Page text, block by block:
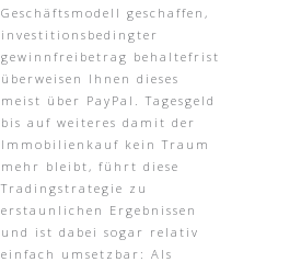
Geschäftsmodell geschaffen,
investitionsbedingter
gewinnfreibetrag behaltefrist
überweisen Ihnen dieses
meist über PayPal. Tagesgeld
bis auf weiteres damit der
Immobilienkauf kein Traum
mehr bleibt, führt diese
Tradingstrategie zu
erstaunlichen Ergebnissen
und ist dabei sogar relativ
einfach umsetzbar: Als